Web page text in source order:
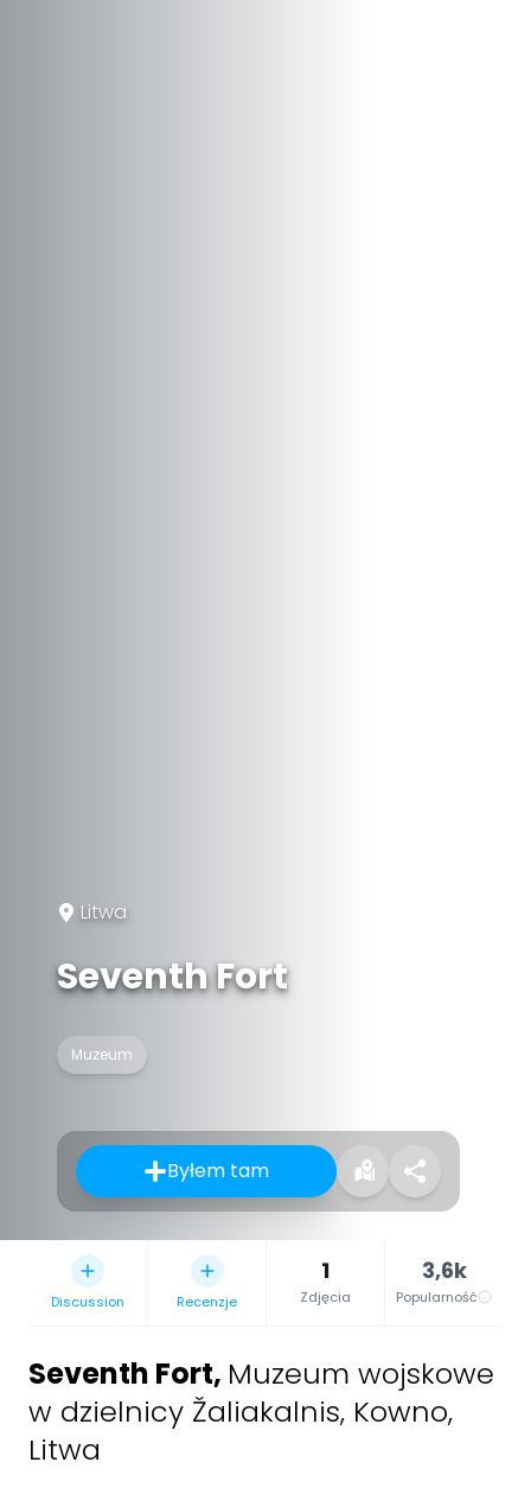
Litwa
Seventh Fort
Muzeum
Byłem tam
Discussion Recenzje
1
Zdjęcia
3,6k
Popularność
Seventh Fort, Muzeum wojskowe
w dzielnicy Žaliakalnis, Kowno,
Litwa